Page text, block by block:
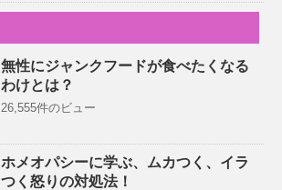
無性にジャンクフードが食べたくなる
わけとは？
26,555件のビュー
ホメオパシーに学ぶ、ムカつく、イラ
つく怒りの対処法！